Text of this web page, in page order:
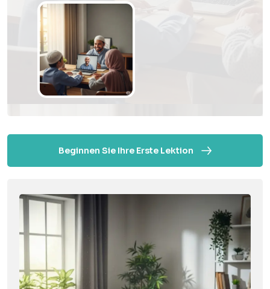
Beginnen Sie Ihre Erste Lektion